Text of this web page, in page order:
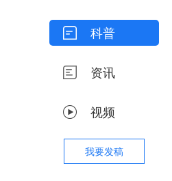
科普
资讯
视频
我要发稿